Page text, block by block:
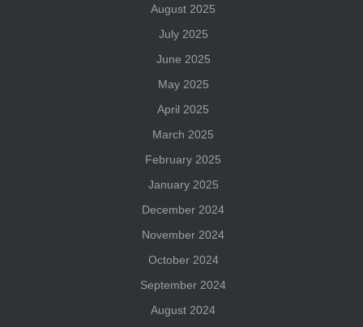
August 2025
July 2025
June 2025
May 2025
April 2025
March 2025
February 2025
January 2025
December 2024
November 2024
October 2024
September 2024
August 2024